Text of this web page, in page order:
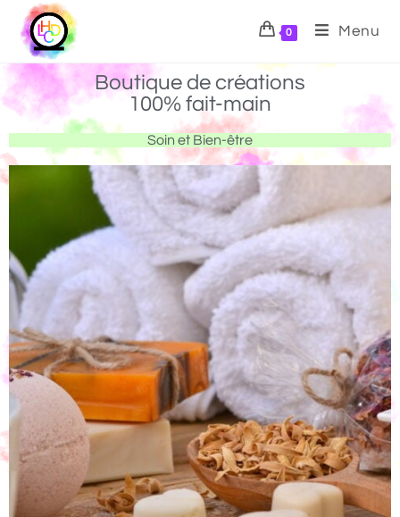
0 Menu
Boutique de créations
100% fait-main
Soin et Bien-être